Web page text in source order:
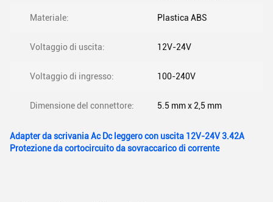
Materiale: Plastica ABS
Voltaggio di uscita: 12V-24V
Voltaggio di ingresso: 100-240V
Dimensione del connettore: 5.5 mm x 2,5 mm
Adapter da scrivania Ac Dc leggero con uscita 12V-24V 3.42A
Protezione da cortocircuito da sovraccarico di corrente